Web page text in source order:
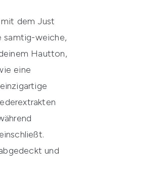
mit dem Just
samtig-weiche,
Hautton,
eine
und